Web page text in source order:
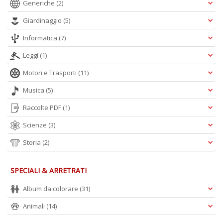
Generiche (2)
Giardinaggio (5)
Informatica (7)
Leggi (1)
Motori e Trasporti (11)
Musica (5)
Raccolte PDF (1)
Scienze (3)
Storia (2)
SPECIALI & ARRETRATI
Album da colorare (31)
Animali (14)